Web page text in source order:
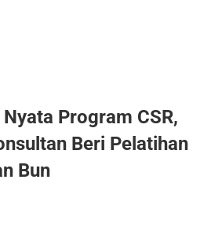
Program CSR,
Beri Pelatihan
Bun